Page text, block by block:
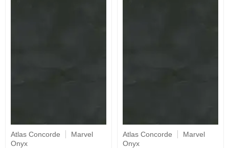
Atlas Concorde
Marvel
Onyx
Atlas Concorde
Marvel
Onyx